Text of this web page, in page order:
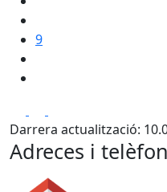
9
Darrera actualització:
Adreces i